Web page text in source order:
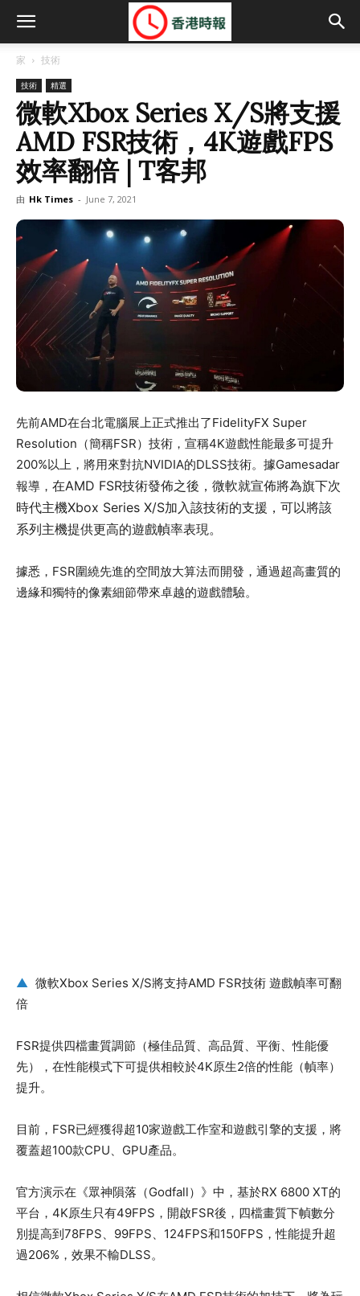
家 技術
技術 精選
微軟Xbox Series X/S將支援
AMD FSR技術，4K遊戲FPS
效率翻倍 | T客邦
由 Hk Times - June 7, 2021
先前AMD在台北電腦展上正式推出了FidelityFX Super
Resolution（簡稱FSR）技術，宣稱4K遊戲性能最多可提升
200%以上，將用來對抗NVIDIA的DLSS技術。據Gamesadar
報導， 在AMD FSR技術發佈之後，微軟就宣佈將為旗下次
時代主機Xbox Series X/S加入該技術的支援，可以將該
系列主機提供更高的遊戲幀率表現。
據悉，FSR圍繞先進的空間放大算法而開發，通過超高畫質的
邊緣和獨特的像素細節帶來卓越的遊戲體驗。
▲ 微軟Xbox Series X/S將支持AMD FSR技術 遊戲幀率可翻
倍
FSR提供四檔畫質調節（極佳品質、高品質、平衡、性能優
先），在性能模式下可提供相較於4K原生2倍的性能（幀率）
提升。
目前，FSR已經獲得超10家遊戲工作室和遊戲引擎的支援，將
覆蓋超100款CPU、GPU產品。
官方演示在《眾神隕落（Godfall）》中，基於RX 6800 XT的
平台，4K原生只有49FPS，開啟FSR後，四檔畫質下幀數分
別提高到78FPS、99FPS、124FPS和150FPS，性能提升超
過206%，效果不輸DLSS。